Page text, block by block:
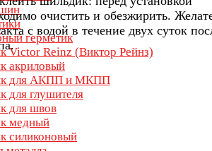
герметик
Victor Reinz (Виктор Рейнз)
акриловый
для АКПП и МКПП
для глушителя
для швов
медный
силиконовый
очистить и обезжирить.
с водой в течение двух суток